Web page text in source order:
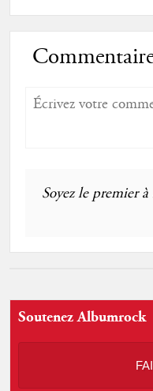
Soyez le premier
Soutenez Albumrock